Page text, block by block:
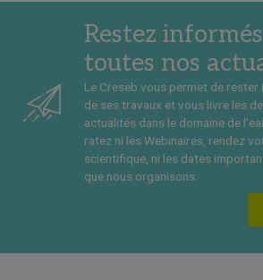
Restez
toutes nos
Le Creseb vous permet de rester
de ses travaux et vous livre les
actualités dans le domaine de
ratez ni les Webinaires, rendez
scientifique, ni les dates
que nous organisons.